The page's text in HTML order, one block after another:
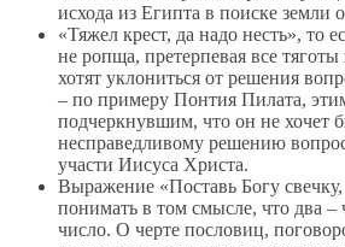
исхода из Египта в поиске земли
«Тяжел крест, да надо несть», то
не ропща, претерпевая все
хотят уклониться от решения
– по примеру Понтия Пилата,
подчеркнувшим, что он не хочет
несправедливому решению
участи Иисуса Христа.
Выражение «Поставь Богу свечку,
понимать в том смысле, что два –
число. О черте пословиц,